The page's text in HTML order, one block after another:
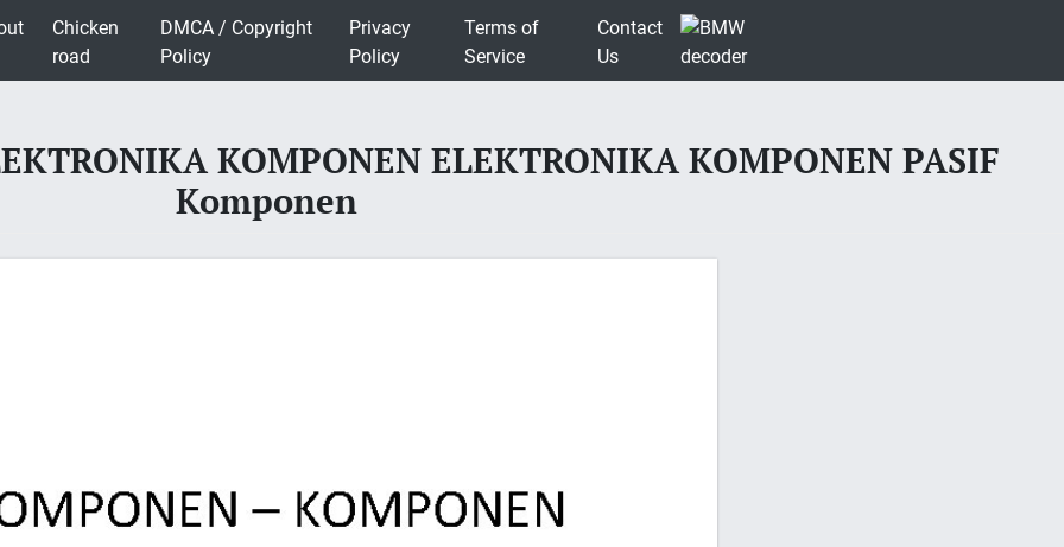
Chicken
road
DMCA / Copyright
Policy
Privacy
Policy
Terms of
Service
Contact
Us
KOMPONEN ELEKTRONIKA KOMPONEN PASIF
Komponen